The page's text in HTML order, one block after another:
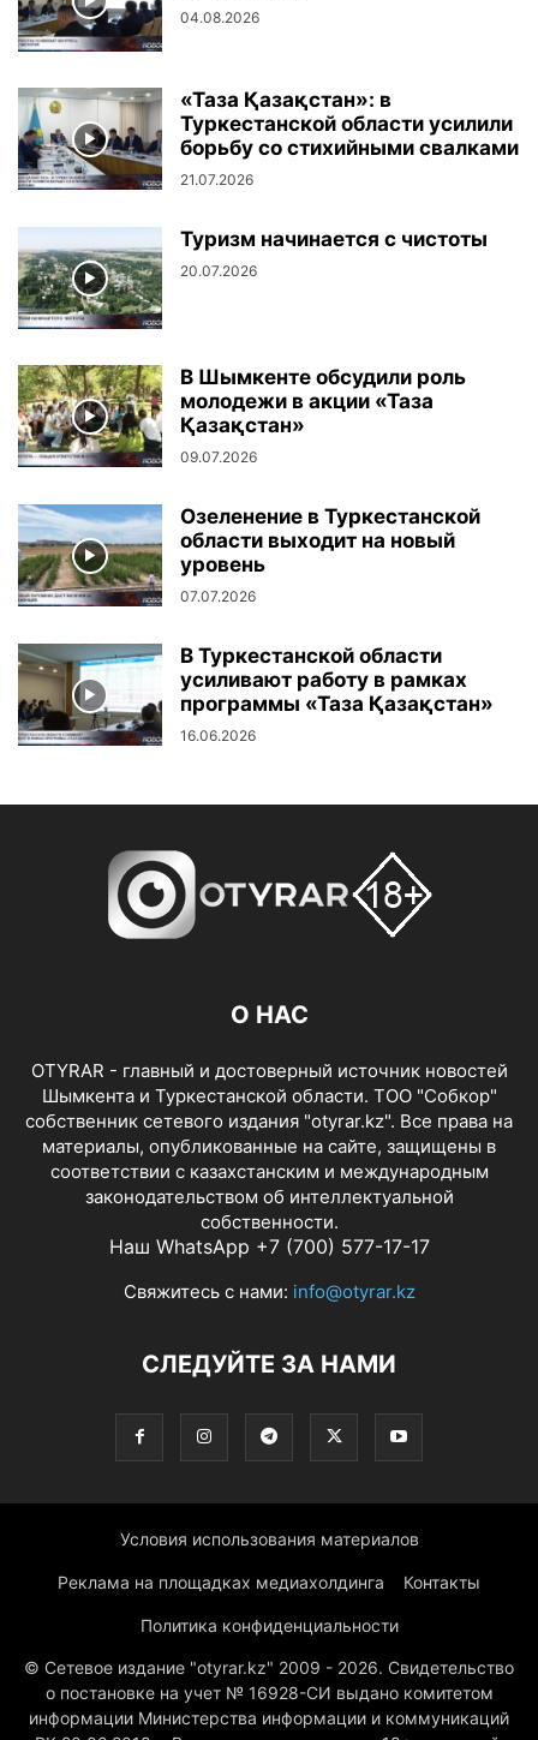
04.08.2026
«Таза Қазақстан»: в
Туркестанской области усилили
борьбу со стихийными свалками
21.07.2026
Туризм начинается с чистоты
20.07.2026
В Шымкенте обсудили роль
молодежи в акции «Таза
Қазақстан»
09.07.2026
Озеленение в Туркестанской
области выходит на новый
уровень
07.07.2026
В Туркестанской области
усиливают работу в рамках
программы «Таза Қазақстан»
16.06.2026
О НАС
OTYRAR - главный и достоверный источник новостей
Шымкента и Туркестанской области. ТОО "Собкор"
собственник сетевого издания "otyrar.kz". Все права на
материалы, опубликованные на сайте, защищены в
соответствии с казахстанским и международным
законодательством об интеллектуальной
собственности.
Наш WhatsApp +7 (700) 577-17-17
Свяжитесь с нами: info@otyrar.kz
СЛЕДУЙТЕ ЗА НАМИ
Условия использования материалов
Реклама на площадках медиахолдинга Контакты
Политика конфиденциальности
© Сетевое издание "otyrar.kz" 2009 - 2026. Свидетельство
о постановке на учет № 16928-СИ выдано комитетом
информации Министерства информации и коммуникаций